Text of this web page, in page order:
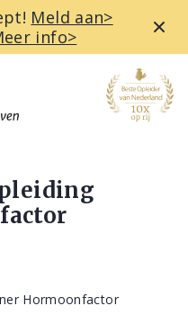
Meld aan>
info>
Hormoonfactor